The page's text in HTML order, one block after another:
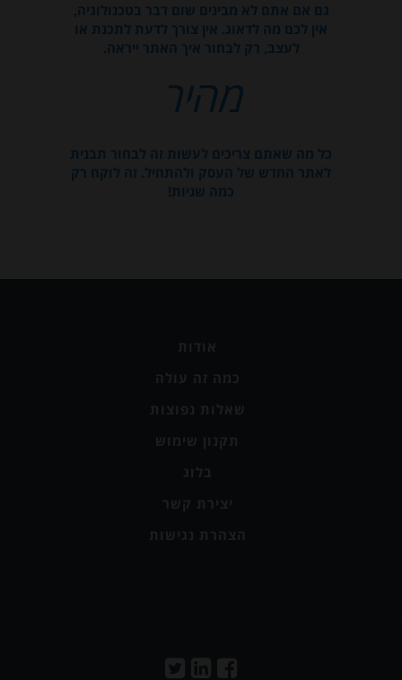
גם אם אתם לא מבינים שום דבר בטכנולוגיה,
אין לכם מה לדאוג. אין צורך לדעת לתכנת או
לעצב, רק לבחור איך האתר ייראה.
מהיר
כל מה שאתם צריכים לעשות זה לבחור תבנית
לאתר החדש של העסק ולהתחיל. זה לוקח רק
כמה שניות!